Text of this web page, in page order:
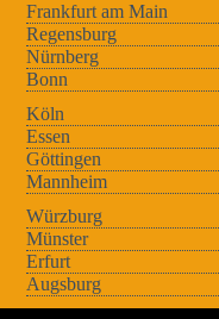
Frankfurt am Main
Regensburg
Nürnberg
Bonn
Köln
Essen
Göttingen
Mannheim
Würzburg
Münster
Erfurt
Augsburg